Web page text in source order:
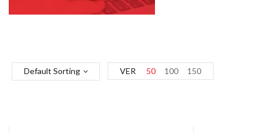
Default Sorting VER 50 100 150